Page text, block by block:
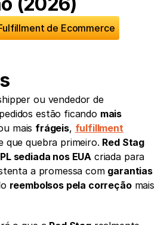
de Ecommerce
ou vendedor de
estão ficando mais
mais frágeis, fulfillment
que quebra primeiro. Red Stag
sediada nos EUA criada para
a promessa com garantias
reembolsos pela correção